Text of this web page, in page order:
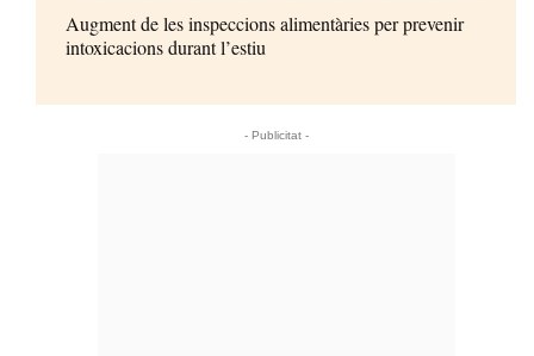
Augment de les inspeccions alimentàries per prevenir
intoxicacions durant l’estiu
- Publicitat -